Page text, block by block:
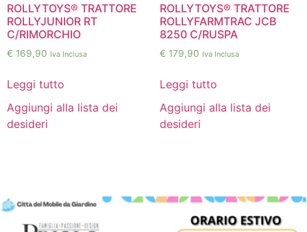
ROLLYTOYS® TRATTORE
ROLLYJUNIOR RT
C/RIMORCHIO
€ 169,90 Iva Inclusa
Leggi tutto
Aggiungi alla lista dei
desideri
ROLLYTOYS® TRATTORE
ROLLYFARMTRAC JCB
8250 C/RUSPA
€ 179,90 Iva Inclusa
Leggi tutto
Aggiungi alla lista dei
desideri